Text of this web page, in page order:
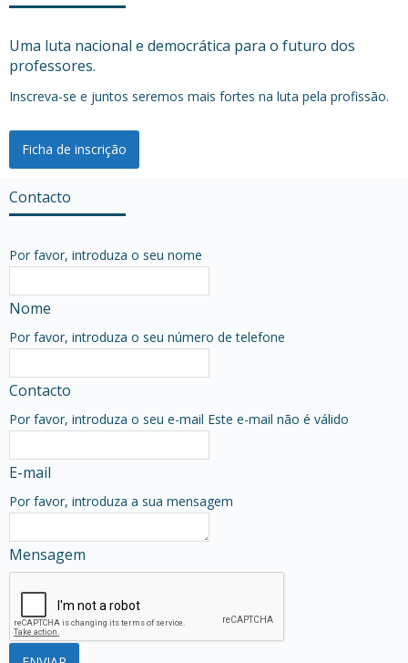
Uma luta nacional e democrática para o futuro dos
professores.
Inscreva-se e juntos seremos mais fortes na luta pela profissão.
Ficha de inscrição
Contacto
Por favor, introduza o seu nome
Nome
Por favor, introduza o seu número de telefone
Contacto
Por favor, introduza o seu e-mail Este e-mail não é válido
E-mail
Por favor, introduza a sua mensagem
Mensagem